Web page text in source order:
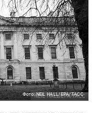
Фото: NEIL HALL/EPA/ТАСС